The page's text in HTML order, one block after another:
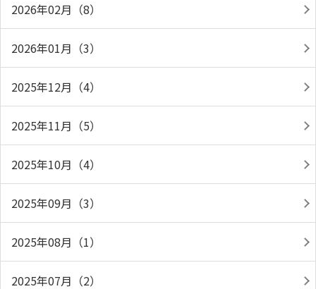
2026年02月（8）
2026年01月（3）
2025年12月（4）
2025年11月（5）
2025年10月（4）
2025年09月（3）
2025年08月（1）
2025年07月（2）